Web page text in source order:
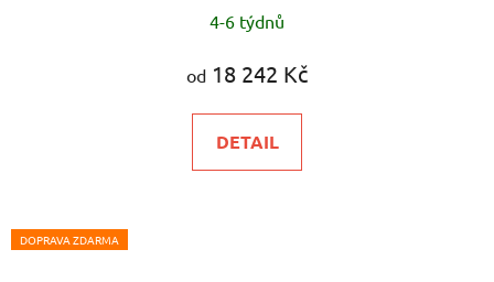
4-6 týdnů
od 18 242 Kč
DETAIL
DOPRAVA ZDARMA